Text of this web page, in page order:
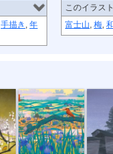
手描き , 年
このイラス
富士山, 梅,
赤富士 赤富